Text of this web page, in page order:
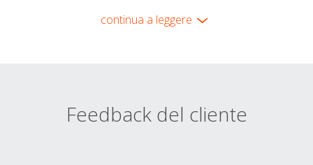
continua a leggere
Feedback del cliente